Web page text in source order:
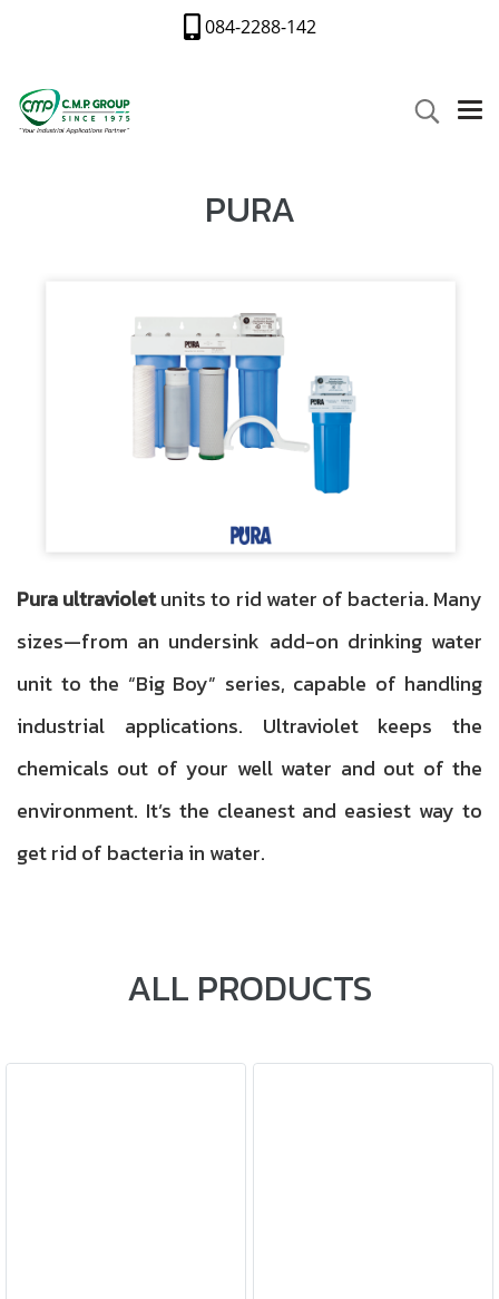
084-2288-142
PURA
Pura ultravioletunits to rid water of bacteria. Many
sizes—from an undersink add-on drinking water
unit to the “Big Boy” series, capable of handling
industrial applications. Ultraviolet keeps the
chemicals out of your well water and out of the
environment. It’s the cleanest and easiest way to
get rid of bacteria in water.
ALL PRODUCTS